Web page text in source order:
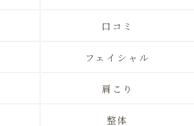
口コミ
フェイシャル
肩こり
整体